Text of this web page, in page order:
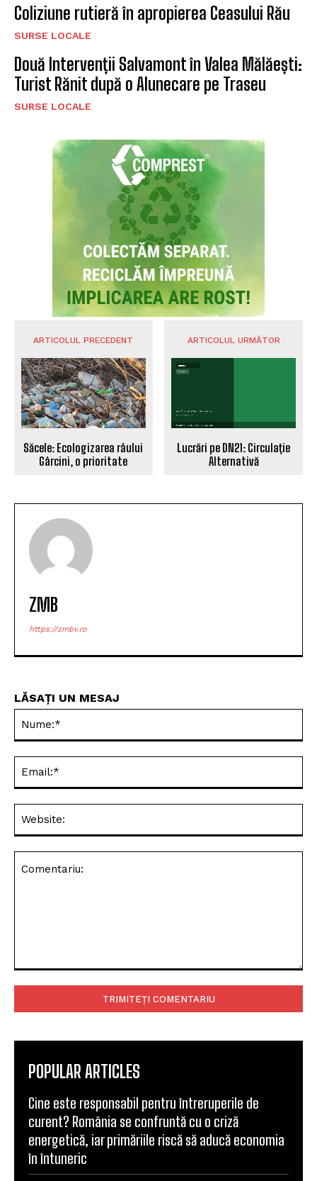
Coliziune rutieră în apropierea Ceasului Rău
SURSE LOCALE
Două Intervenții Salvamont în Valea Mălăești:
Turist Rănit după o Alunecare pe Traseu
SURSE LOCALE
ARTICOLUL PRECEDENT
Săcele: Ecologizarea râului
Gârcini, o prioritate
ARTICOLUL URMĂTOR
Lucrări pe DN21: Circulație
Alternativă
ZMB
https://zmbv.ro
LĂSAȚI UN MESAJ
POPULAR ARTICLES
Cine este responsabil pentru întreruperile de
curent? România se confruntă cu o criză
energetică, iar primăriile riscă să aducă economia
în întuneric